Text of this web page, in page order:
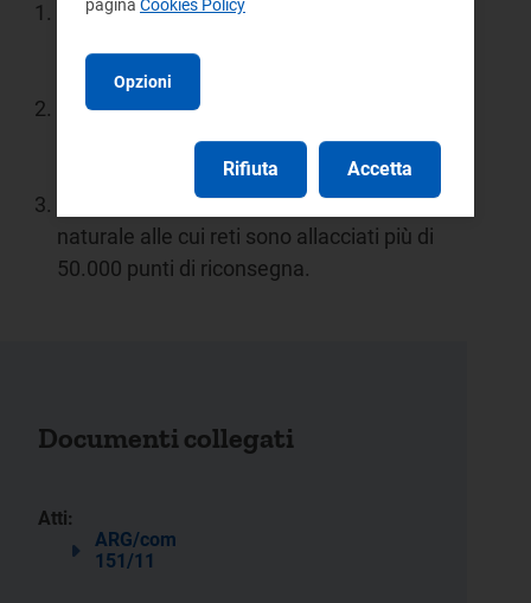
tutti gli esercenti la vendita al dettaglio
prelievo e/o di riconsegna;
tutte le imprese di distribuzione di
energia elettrica alle cui reti sono
allacciati più di 50.000 punti di prelievo;
tutte le imprese di distribuzione di gas
naturale alle cui reti sono allacciati più di
50.000 punti di riconsegna.
Documenti collegati
Atti:
ARG/com
151/11
pagina Cookies Policy
Opzioni
Rifiuta Accetta